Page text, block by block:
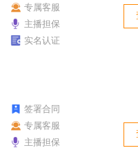
专属客服
主播担保
实名认证
签署合同
专属客服
主播担保